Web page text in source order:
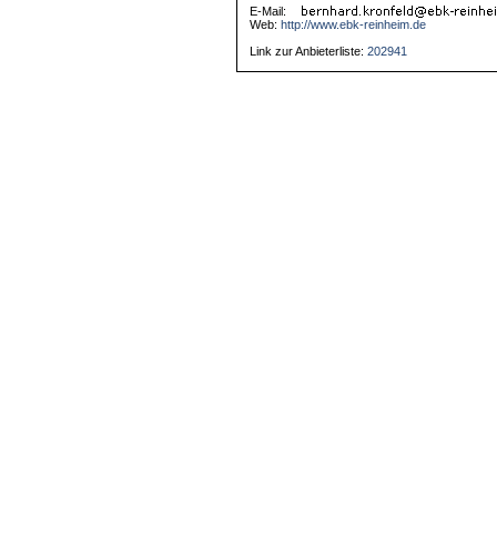
E-Mail:
Web: http://www.ebk-reinheim.de
Link zur Anbieterliste:202941